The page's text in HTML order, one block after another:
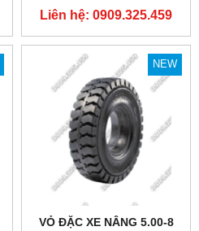
Liên hệ: 0909.325.459
NEW
VỎ ĐẶC XE NÂNG 5.00-8